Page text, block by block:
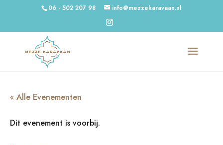
06 - 502 207 98 info@mezzekaravaan.nl
« Alle Evenementen
Dit evenement is voorbij.